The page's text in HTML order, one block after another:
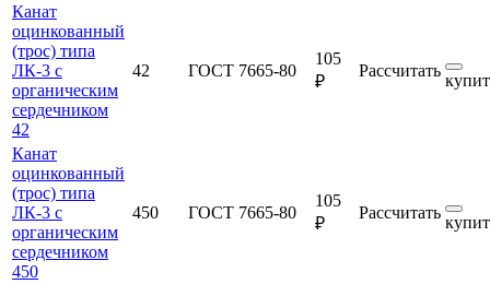
Канат
оцинкованный
(трос) типа
ЛК-3 с
органическим
сердечником
42
42 ГОСТ 7665-80
105
₽
Рассчитать
Канат
оцинкованный
(трос) типа
ЛК-3 с
органическим
сердечником
450
450 ГОСТ 7665-80
105
₽
Рассчитать